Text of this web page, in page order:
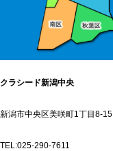
クラシード新潟中央
新潟市中央区美咲町1丁目8-15
TEL:025-290-7611